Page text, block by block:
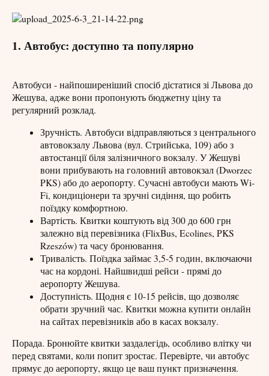
1. Автобус: доступно та популярно
Автобуси - найпоширеніший спосіб дістатися зі Львова до
Жешува, адже вони пропонують бюджетну ціну та
регулярний розклад.
Зручність. Автобуси відправляються з центрального
автовокзалу Львова (вул. Стрийська, 109) або з
автостанції біля залізничного вокзалу. У Жешуві
вони прибувають на головний автовокзал (Dworzec
PKS) або до аеропорту. Сучасні автобуси мають Wi-
Fi, кондиціонери та зручні сидіння, що робить
поїздку комфортною.
Вартість. Квитки коштують від 300 до 600 грн
залежно від перевізника (FlixBus, Ecolines, PKS
Rzeszów) та часу бронювання.
Тривалість. Поїздка займає 3,5-5 годин, включаючи
час на кордоні. Найшвидші рейси - прямі до
аеропорту Жешува.
Доступність. Щодня є 10-15 рейсів, що дозволяє
обрати зручний час. Квитки можна купити онлайн
на сайтах перевізників або в касах вокзалу.
Порада. Бронюйте квитки заздалегідь, особливо влітку чи
перед святами, коли попит зростає. Перевірте, чи автобус
прямує до аеропорту, якщо це ваш пункт призначення.